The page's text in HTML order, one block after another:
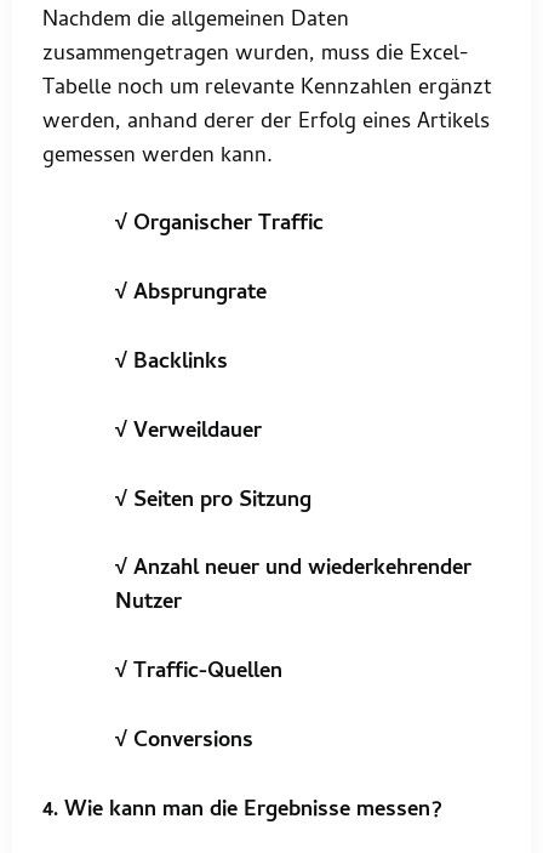
Nachdem die allgemeinen Daten
zusammengetragen wurden, muss die Excel-
Tabelle noch um relevante Kennzahlen ergänzt
werden, anhand derer der Erfolg eines Artikels
gemessen werden kann.
√ Organischer Traffic
√ Absprungrate
√ Backlinks
√ Verweildauer
√ Seiten pro Sitzung
√ Anzahl neuer und wiederkehrender
Nutzer
√ Traffic-Quellen
√ Conversions
4. Wie kann man die Ergebnisse messen?